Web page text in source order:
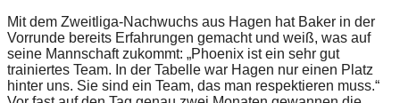
Mit dem Zweitliga-Nachwuchs aus Hagen hat Baker in der
Vorrunde bereits Erfahrungen gemacht und weiß, was auf
seine Mannschaft zukommt: „Phoenix ist ein sehr gut
trainiertes Team. In der Tabelle war Hagen nur einen Platz
hinter uns. Sie sind ein Team, das man respektieren muss.“